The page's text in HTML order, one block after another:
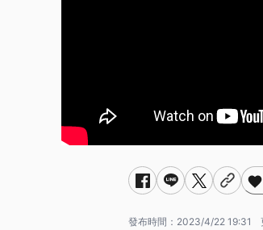
發布時間： 2023/4/22 19:31